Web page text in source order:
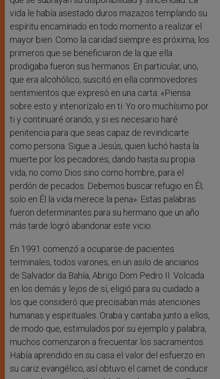
vida le había asestado duros mazazos templando su
espíritu encaminado en todo momento a realizar el
mayor bien. Como la caridad siempre es próxima, los
primeros que se beneficiaron de la que ella
prodigaba fueron sus hermanos. En particular, uno,
que era alcohólico, suscitó en ella conmovedores
sentimientos que expresó en una carta: «Piensa
sobre esto y interiorízalo en ti. Yo oro muchísimo por
ti y continuaré orando, y si es necesario haré
penitencia para que seas capaz de revindicarte
como persona. Sigue a Jesús, quien luchó hasta la
muerte por los pecadores, dando hasta su propia
vida, no como Dios sino como hombre, para el
perdón de pecados. Debemos buscar refugio en Él;
solo en Él la vida merece la pena». Estas palabras
fueron determinantes para su hermano que un año
más tarde logró abandonar este vicio.
En 1991 comenzó a ocuparse de pacientes
terminales, todos varones, en un asilo de ancianos
de Salvador da Bahía, Abrigo Dom Pedro II . Volcada
en los demás y lejos de sí, eligió para su cuidado a
los que consideró que precisaban más atenciones
humanas y espirituales. Oraba y cantaba junto a ellos,
de modo que, estimulados por su ejemplo y palabra,
muchos comenzaron a frecuentar los sacramentos.
Había aprendido en su casa el valor del esfuerzo en
su cariz evangélico, así obtuvo el carnet de conducir